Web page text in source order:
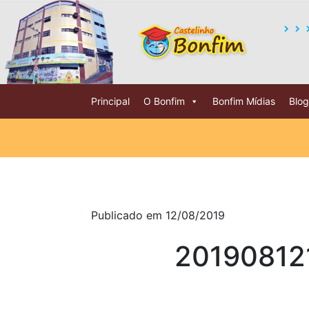
Principal O Bonfim Bonfim Mídias
Publicado em 12/08/2019